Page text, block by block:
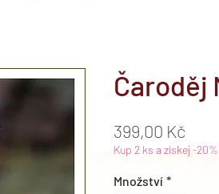
Čaroděj
399,00 Kč
Kup 2 ks a získej -
Množství *